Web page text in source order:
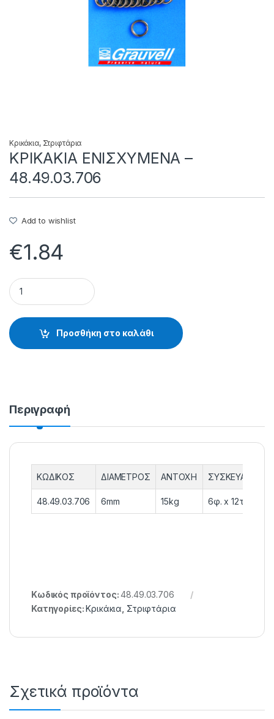
Κρικάκια, Στριφτάρια
ΚΡΙΚΑΚΙΑ ΕΝΙΣΧΥΜΕΝΑ –
48.49.03.706
Add to wishlist
€1.84
ΚΡΙΚΑΚΙΑ ΕΝΙΣΧΥΜΕΝΑ - 48.49.03.706 quantity
Προσθήκη στο καλάθι
Περιγραφή
ΚΩΔΙΚΟΣ ΔΙΑΜΕΤΡΟΣ ΑΝΤΟΧΗ ΣΥΣΚΕΥΑΣΙΑ
48.49.03.706 6mm 15kg 6φ. x 12τεμ.
Κωδικός προϊόντος:48.49.03.706
Κατηγορίες:Κρικάκια Στριφτάρια
Σχετικά προϊόντα